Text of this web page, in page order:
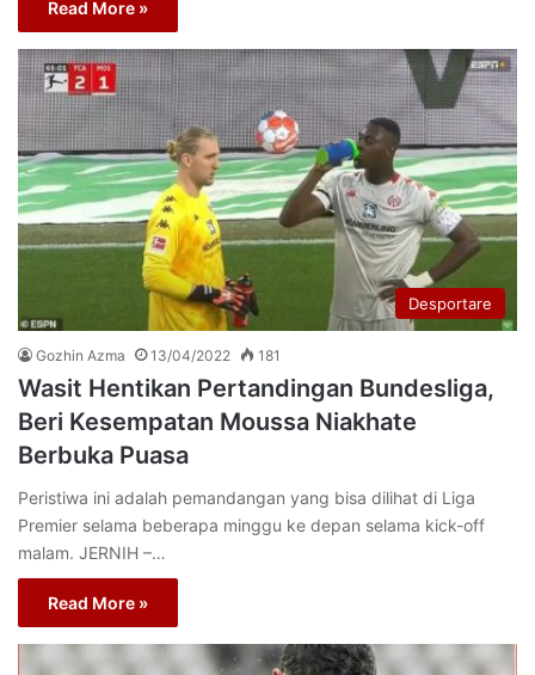
Read More »
Desportare
Gozhin Azma 13/04/2022 181
Wasit Hentikan Pertandingan Bundesliga,
Beri Kesempatan Moussa Niakhate
Berbuka Puasa
Peristiwa ini adalah pemandangan yang bisa dilihat di Liga
Premier selama beberapa minggu ke depan selama kick-off
malam. JERNIH –…
Read More »